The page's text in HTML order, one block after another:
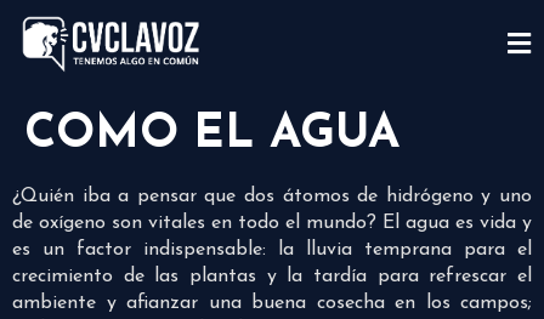
COMO EL AGUA
¿Quién iba a pensar que dos átomos de hidrógeno y uno
de oxígeno son vitales en todo el mundo? El agua es vida y
es un factor indispensable: la lluvia temprana para el
crecimiento de las plantas y la tardía para refrescar el
ambiente y afianzar una buena cosecha en los campos;